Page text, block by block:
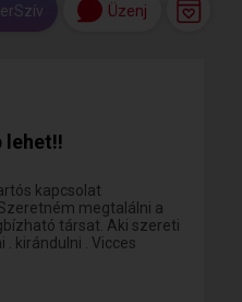
Üzenj
lehet!!
kapcsolat
megtalálni a
társat. Aki szereti
kirándulni . Vicces